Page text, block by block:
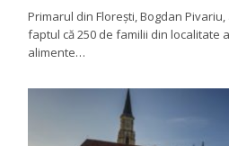
Primarul din Florești, Bogdan
faptul că 250 de familii din localitate
alimente…